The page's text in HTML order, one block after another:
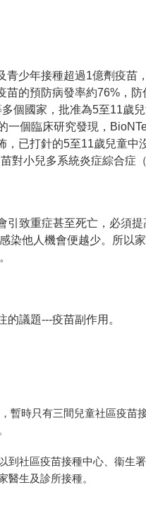
少年接種超過1億劑疫苗
的預防病發率約76%，
個國家，批准為5至11歲
一個臨床研究發現，
，已打針的5至11歲兒童中
對小兒多系統炎症綜合症
引致重症甚至死亡，必須
染他人機會便越少。所以
議題---疫苗副作用。
暫時只有三間兒童社區疫苗
到社區疫苗接種中心、衞生
醫生及診所接種。